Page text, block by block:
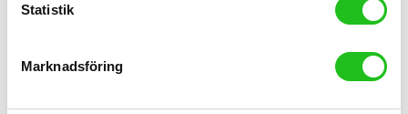
Statistik
Marknadsföring
Cykeltillbehör